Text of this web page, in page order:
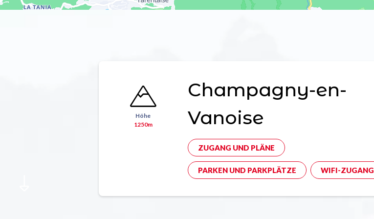
Höhe
1250m
Champagny-en-
Vanoise
ZUGANG UND PLÄNE
PARKEN UND PARKPLÄTZE WIFI-ZUGANG